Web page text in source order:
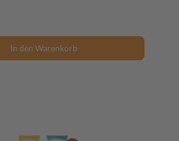
In den Warenkorb